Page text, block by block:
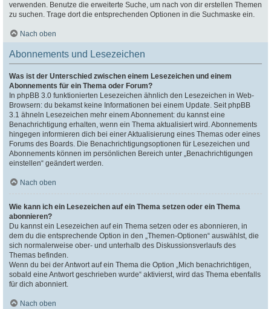
verwenden. Benutze die erweiterte Suche, um nach von dir erstellen Themen
zu suchen. Trage dort die entsprechenden Optionen in die Suchmaske ein.
Nach oben
Abonnements und Lesezeichen
Was ist der Unterschied zwischen einem Lesezeichen und einem
Abonnements für ein Thema oder Forum?
In phpBB 3.0 funktionierten Lesezeichen ähnlich den Lesezeichen in Web-
Browsern: du bekamst keine Informationen bei einem Update. Seit phpBB
3.1 ähneln Lesezeichen mehr einem Abonnement: du kannst eine
Benachrichtigung erhalten, wenn ein Thema aktualisiert wird. Abonnements
hingegen informieren dich bei einer Aktualisierung eines Themas oder eines
Forums des Boards. Die Benachrichtigungsoptionen für Lesezeichen und
Abonnements können im persönlichen Bereich unter „Benachrichtigungen
einstellen“ geändert werden.
Nach oben
Wie kann ich ein Lesezeichen auf ein Thema setzen oder ein Thema
abonnieren?
Du kannst ein Lesezeichen auf ein Thema setzen oder es abonnieren, in
dem du die entsprechende Option in den „Themen-Optionen“ auswählst, die
sich normalerweise ober- und unterhalb des Diskussionsverlaufs des
Themas befinden.
Wenn du bei der Antwort auf ein Thema die Option „Mich benachrichtigen,
sobald eine Antwort geschrieben wurde“ aktivierst, wird das Thema ebenfalls
für dich abonniert.
Nach oben